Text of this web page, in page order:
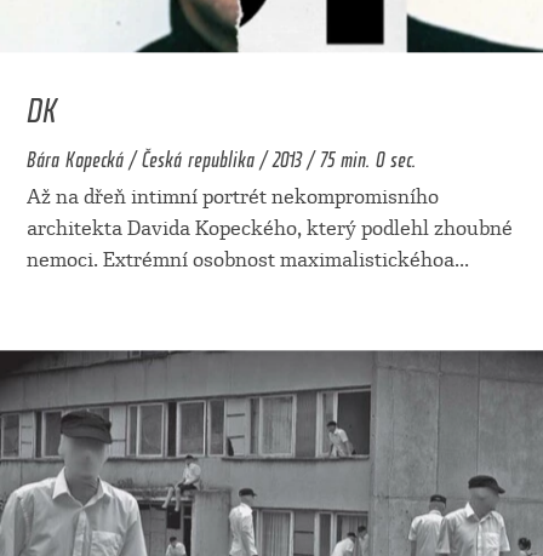
DK
Bára Kopecká / Česká republika / 2013 / 75 min. 0 sec.
Až na dřeň intimní portrét nekompromisního
architekta Davida Kopeckého, který podlehl zhoubné
nemoci. Extrémní osobnost maximalistickéhoa...